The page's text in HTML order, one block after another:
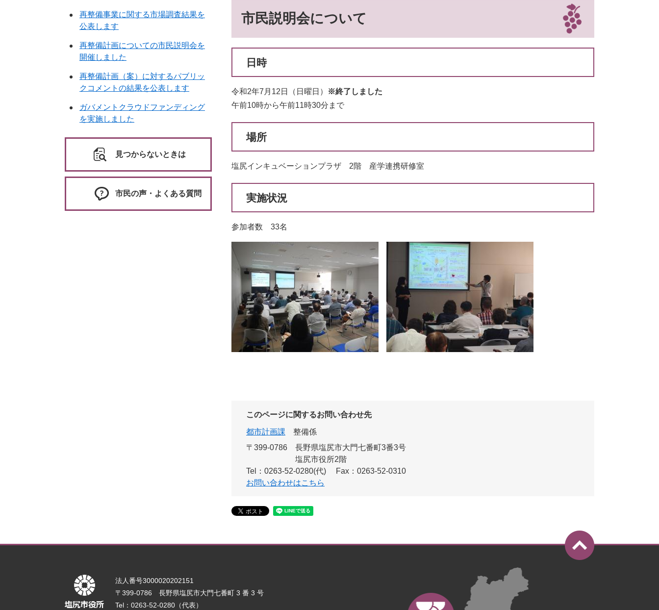
市民説明会について
日時
令和2年7月12日（日曜日）
※終了しました
午前10時から午前11時30分まで
場所
塩尻インキュベーションプラザ 2階 産学連携研修室
実施状況
参加者数 33名
このページに関するお問い合わせ先
都市計画課
整備係
〒399-0786
長野県塩尻市大門七番町3番3号
塩尻市役所2階
Tel：0263-52-0280(代)
Fax：0263-52-0310
お問い合わせはこちら
再整備事業に関する市場調査結果を
公表します
再整備計画についての市民説明会を
開催しました
再整備計画（案）に対するパブリッ
クコメントの結果を公表します
ガバメントクラウドファンディング
を実施しました
見つからないときは
市民の声・よくある質問
法人番号3000020202151
〒399-0786 長野県塩尻市大門七番町 3 番 3 号
Tel：0263-52-0280（代表）